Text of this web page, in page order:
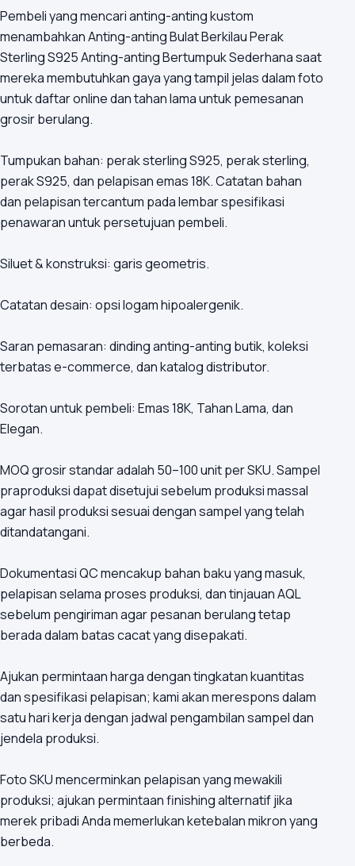
Pembeli yang mencari anting-anting kustom
menambahkan Anting-anting Bulat Berkilau Perak
Sterling S925 Anting-anting Bertumpuk Sederhana saat
mereka membutuhkan gaya yang tampil jelas dalam foto
untuk daftar online dan tahan lama untuk pemesanan
grosir berulang.
Tumpukan bahan: perak sterling S925, perak sterling,
perak S925, dan pelapisan emas 18K. Catatan bahan
dan pelapisan tercantum pada lembar spesifikasi
penawaran untuk persetujuan pembeli.
Siluet & konstruksi: garis geometris.
Catatan desain: opsi logam hipoalergenik.
Saran pemasaran: dinding anting-anting butik, koleksi
terbatas e-commerce, dan katalog distributor.
Sorotan untuk pembeli: Emas 18K, Tahan Lama, dan
Elegan.
MOQ grosir standar adalah 50–100 unit per SKU. Sampel
praproduksi dapat disetujui sebelum produksi massal
agar hasil produksi sesuai dengan sampel yang telah
ditandatangani.
Dokumentasi QC mencakup bahan baku yang masuk,
pelapisan selama proses produksi, dan tinjauan AQL
sebelum pengiriman agar pesanan berulang tetap
berada dalam batas cacat yang disepakati.
Ajukan permintaan harga dengan tingkatan kuantitas
dan spesifikasi pelapisan; kami akan merespons dalam
satu hari kerja dengan jadwal pengambilan sampel dan
jendela produksi.
Foto SKU mencerminkan pelapisan yang mewakili
produksi; ajukan permintaan finishing alternatif jika
merek pribadi Anda memerlukan ketebalan mikron yang
berbeda.